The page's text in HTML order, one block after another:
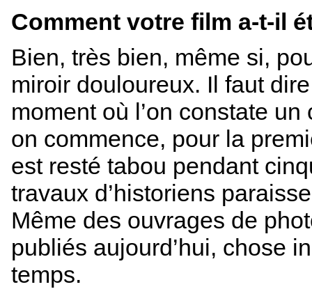
Comment votre film a-t-il
Bien, très bien, même si,
miroir douloureux. Il faut
moment où l’on constate
on commence, pour la
est resté tabou pendant
travaux d’historiens
Même des ouvrages de
publiés aujourd’hui, chose
temps.